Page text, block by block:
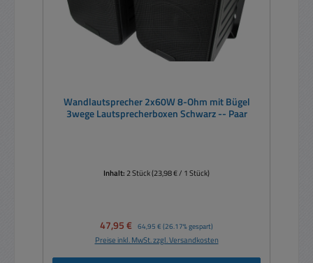
Wandlautsprecher 2x60W 8-Ohm mit Bügel
3wege Lautsprecherboxen Schwarz -- Paar
Inhalt:2 Stück(23,98 € / 1 Stück)
Verkaufspreis:
47,95 € Regulärer Preis:
64,95 € (26.17% gespart)
Preise inkl. MwSt. zzgl. Versandkosten